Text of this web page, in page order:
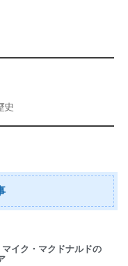
史
イク・マクドナルドの